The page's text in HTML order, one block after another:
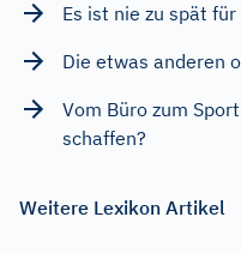
Es ist nie zu spät
Die etwas anderen
Vom Büro zum
schaffen?
Weitere Lexikon Artikel